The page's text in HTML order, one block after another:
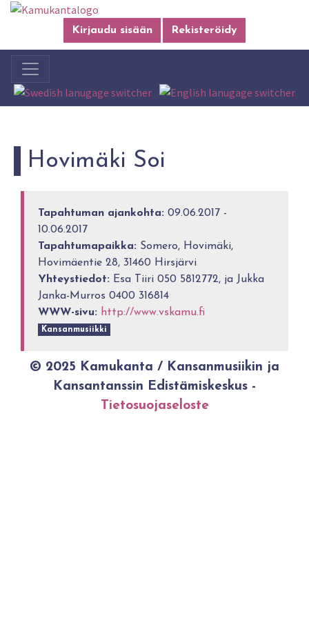
Kirjaudu sisään Rekisteröidy
Hovimäki Soi
Tapahtuman ajankohta: 09.06.2017 -
10.06.2017
Tapahtumapaikka: Somero, Hovimäki,
Hovimäentie 28, 31460 Hirsjärvi
Yhteystiedot: Esa Tiiri 050 5812772, ja Jukka
Janka-Murros 0400 316814
WWW-sivu: http://www.vskamu.fi
Kansanmusiikki
© 2025 Kamukanta / Kansanmusiikin ja
Kansantanssin Edistämiskeskus -
Tietosuojaseloste